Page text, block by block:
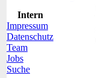
Intern
Impressum
Datenschutz
Team
Jobs
Suche